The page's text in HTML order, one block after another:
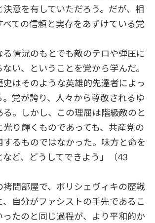
決意を有していただろう。だが、相
べての信頼と実存をあずけている党
情況のもとでも敵のテロや弾圧に
い、ということを党から学んだ。
史はそのような英雄的先達者によっ
。党が誇り、人々から尊敬されるゆ
る。しかし、この理屈は階級敵のと
光り輝くものであっても、共産党の
るものではなかった。味方と命を
など、どうしてできよう」（43
問部屋で、ボリシェヴィキの歴戦
自分がファシストの手先であるこ
ったのと同じ過程が、より平和的か